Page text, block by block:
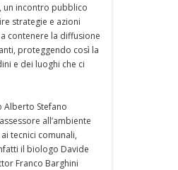
un incontro pubblico
strategie e azioni
contenere la diffusione
proteggendo così la
e dei luoghi che ci
Alberto Stefano
all’ambiente
tecnici comunali,
il biologo Davide
Franco Barghini